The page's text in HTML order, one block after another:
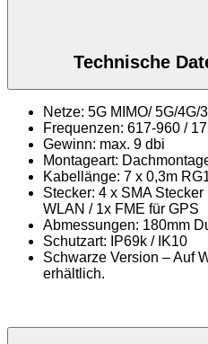
Technische
Netze: 5G MIMO/ 5G/
Frequenzen: 617-960 /
Gewinn: max. 9 dbi
Montageart:
Kabellänge: 7 x 0,3m
Stecker: 4 x SMA Stecker
WLAN / 1x FME für GPS
Abmessungen: 180mm
Schutzart: IP69k / IK10
Schwarze Version – Auf
erhältlich.